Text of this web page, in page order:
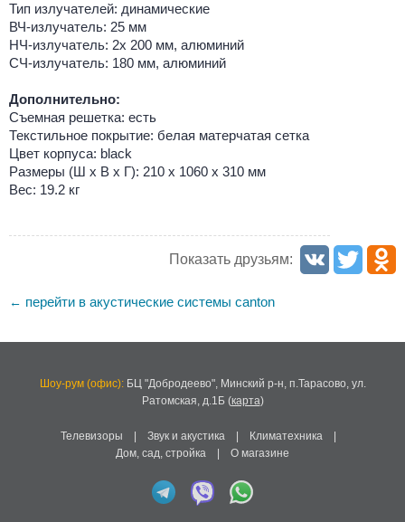
Тип излучателей: динамические
ВЧ-излучатель: 25 мм
НЧ-излучатель: 2x 200 мм, алюминий
СЧ-излучатель: 180 мм, алюминий
Дополнительно:
Съемная решетка: есть
Текстильное покрытие: белая матерчатая сетка
Цвет корпуса: black
Размеры (Ш х В х Г): 210 x 1060 x 310 мм
Вес: 19.2 кг
Показать друзьям:
← перейти в акустические системы canton
Шоу-рум (офис):БЦ "Добродеево", Минский р-н, п.Тарасово, ул.
Ратомская, д.1Б(карта)
Телевизоры Звук и акустика Климатехника
Дом, сад, стройка
О магазине